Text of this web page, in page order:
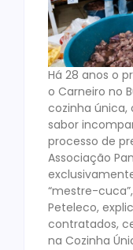
Há 28 anos o
o Carneiro no
cozinha única,
sabor
processo de
Associação
“mestre-
Peteleco,
contratados,
na Cozinha